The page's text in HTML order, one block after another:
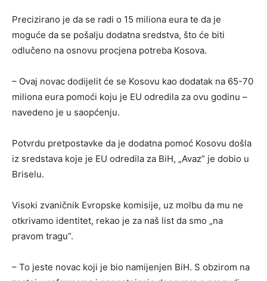
Precizirano je da se radi o 15 miliona eura te da je
moguće da se pošalju dodatna sredstva, što će biti
odlučeno na osnovu procjena potreba Kosova.
– Ovaj novac dodijelit će se Kosovu kao dodatak na 65-70
miliona eura pomoći koju je EU odredila za ovu godinu –
navedeno je u saopćenju.
Potvrdu pretpostavke da je dodatna pomoć Kosovu došla
iz sredstava koje je EU odredila za BiH, „Avaz” je dobio u
Briselu.
Visoki zvaničnik Evropske komisije, uz molbu da mu ne
otkrivamo identitet, rekao je za naš list da smo „na
pravom tragu”.
– To jeste novac koji je bio namijenjen BiH. S obzirom na